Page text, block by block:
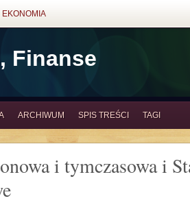
EKONOMIA
Finanse
ARCHIWUM SPIS TREŚCI TAGI
i tymczasowa i